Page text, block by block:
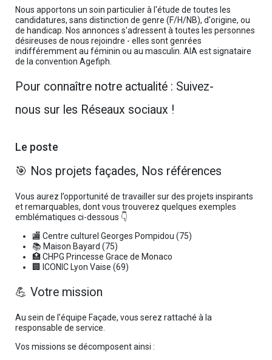
Nous apportons un soin particulier à l'étude de toutes les
candidatures, sans distinction de genre (F/H/NB), d'origine, ou
de handicap. Nos annonces s'adressent à toutes les personnes
désireuses de nous rejoindre - elles sont genrées
indifféremment au féminin ou au masculin. AIA est signataire
de la convention Agefiph.
Pour connaître notre actualité : Suivez-
nous sur les Réseaux sociaux !
Le poste
🎯 Nos projets façades, Nos références
Vous aurez l’opportunité de travailler sur des projets inspirants
et remarquables, dont vous trouverez quelques exemples
emblématiques ci-dessous 👇
🏬 Centre culturel Georges Pompidou (75)
📚 Maison Bayard (75)
🏥 CHPG Princesse Grace de Monaco
🏢 ICONIC Lyon Vaise (69)
💪 Votre mission
Au sein de l’équipe Façade, vous serez rattaché à la
responsable de service.
Vos missions se décomposent ainsi :